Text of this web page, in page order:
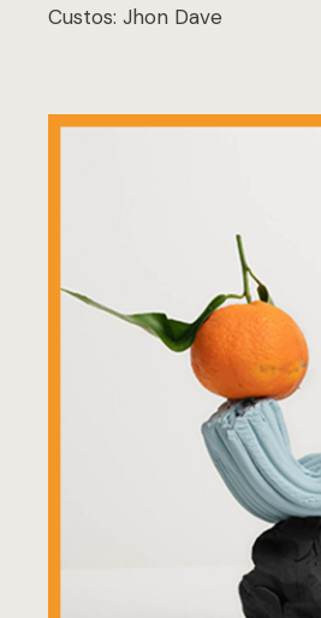
Custos:Jhon Dave